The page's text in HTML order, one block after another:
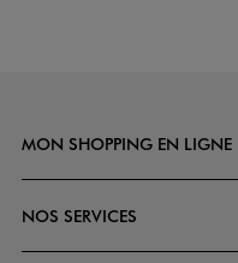
MON SHOPPING EN LIGNE
NOS SERVICES